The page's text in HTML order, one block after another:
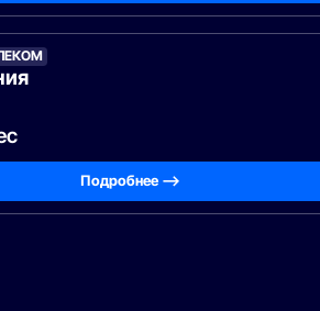
Подробнее —>